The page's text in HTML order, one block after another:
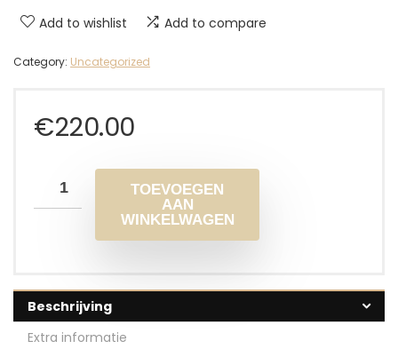
Add to wishlist Add to compare
Category: Uncategorized
€220.00
TOEVOEGEN
AAN
WINKELWAGEN
Beschrijving
Extra informatie